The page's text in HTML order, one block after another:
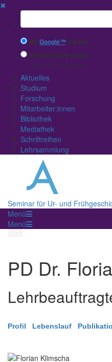
✖
Suchbegriff
MitGoogle™ suchen
Interne Suche nutzen
(eingeschränkte Ergebnisqualität)
Aktuelles
Studium
Forschung
Mitarbeiter:innen
Bibliothek
Mediathek
Schriftreihen
Lehrsammlung
Seminar für Ur- und
Menü
Menü
PD Dr.
Profil Lebenslauf